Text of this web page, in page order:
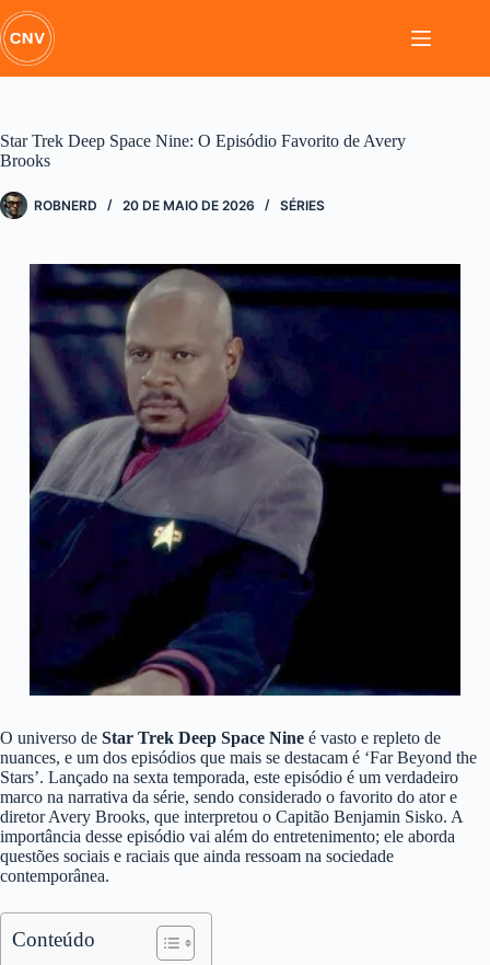
Pular
para
o
conteúdo
Star Trek Deep Space Nine: O Episódio Favorito de Avery
Brooks
ROBNERD 20 DE MAIO DE 2026 SÉRIES
O universo de Star Trek Deep Space Nine é vasto e repleto de
nuances, e um dos episódios que mais se destacam é ‘Far Beyond the
Stars’. Lançado na sexta temporada, este episódio é um verdadeiro
marco na narrativa da série, sendo considerado o favorito do ator e
diretor Avery Brooks, que interpretou o Capitão Benjamin Sisko. A
importância desse episódio vai além do entretenimento; ele aborda
questões sociais e raciais que ainda ressoam na sociedade
contemporânea.
Conteúdo